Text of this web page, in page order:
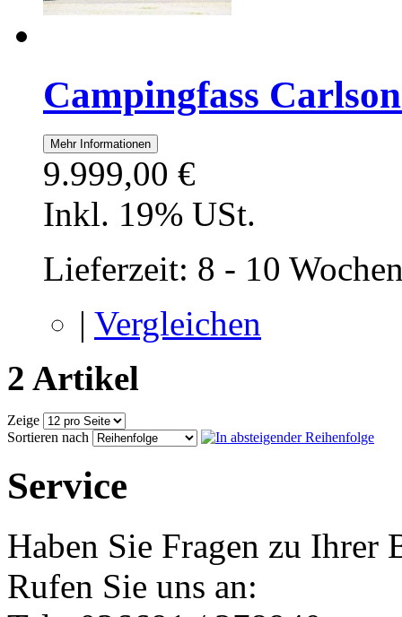
Campingfass
Mehr Informationen
9.999,00 €
Inkl. 19% USt.
Lieferzeit: 8 - 10
| Vergleichen
2 Artikel
Zeige
Sortieren nach
Service
Haben Sie Fragen zu Ihrer
Rufen Sie uns an: